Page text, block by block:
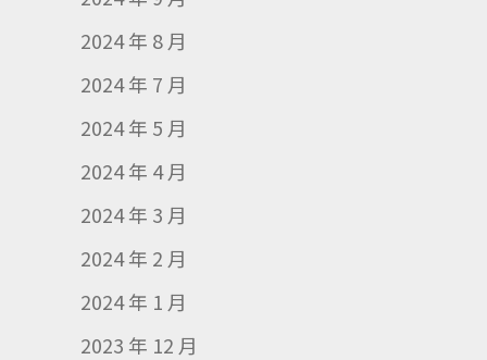
2024 年 8 月
2024 年 7 月
2024 年 5 月
2024 年 4 月
2024 年 3 月
2024 年 2 月
2024 年 1 月
2023 年 12 月